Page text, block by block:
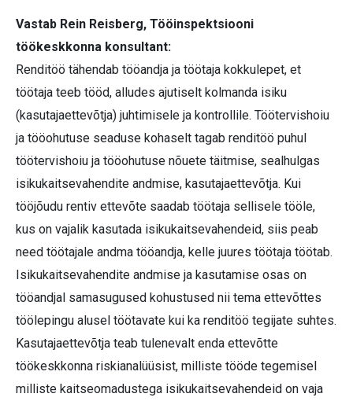
Vastab Rein Reisberg, Tööinspektsiooni
töökeskkonna konsultant:
Renditöö tähendab tööandja ja töötaja kokkulepet, et
töötaja teeb tööd, alludes ajutiselt kolmanda isiku
(kasutajaettevõtja) juhtimisele ja kontrollile. Töötervishoiu
ja tööohutuse seaduse kohaselt tagab renditöö puhul
töötervishoiu ja tööohutuse nõuete täitmise, sealhulgas
isikukaitsevahendite andmise, kasutajaettevõtja. Kui
tööjõudu rentiv ettevõte saadab töötaja sellisele tööle,
kus on vajalik kasutada isikukaitsevahendeid, siis peab
need töötajale andma tööandja, kelle juures töötaja töötab.
Isikukaitsevahendite andmise ja kasutamise osas on
tööandjal samasugused kohustused nii tema ettevõttes
töölepingu alusel töötavate kui ka renditöö tegijate suhtes.
Kasutajaettevõtja teab tulenevalt enda ettevõtte
töökeskkonna riskianalüüsist, milliste tööde tegemisel
milliste kaitseomadustega isikukaitsevahendeid on vaja